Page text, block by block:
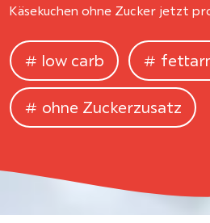
Käsekuchen ohne Zucker jetzt
low carb
ohne Zuckerzusatz